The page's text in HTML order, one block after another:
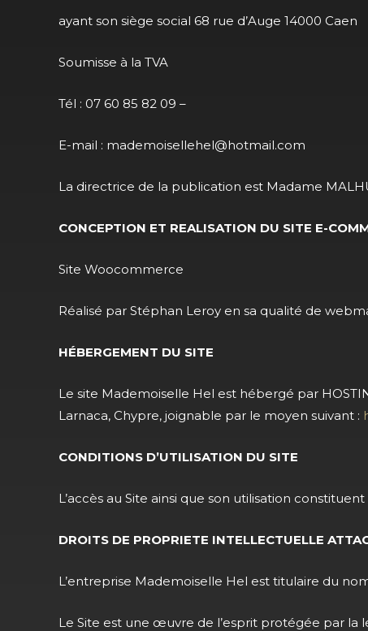
ayant son siège social 68 rue d’Auge 14000 Caen
Soumisse à la TVA
Tél : 07 60 85 82 09 –
E-mail : mademoisellehel@hotmail.com
La directrice de la publication est Madame
CONCEPTION ET REALISATION DU SITE E-
Site Woocommerce
Réalisé par Stéphan Leroy en sa qualité de
HÉBERGEMENT DU SITE
Le site Mademoiselle Hel est hébergé par
Larnaca, Chypre, joignable par le moyen suivant :
CONDITIONS D’UTILISATION DU SITE
L’accès au Site ainsi que son utilisation
DROITS DE PROPRIETE INTELLECTUELLE
L’entreprise Mademoiselle Hel est titulaire du
Le Site est une œuvre de l’esprit protégée par